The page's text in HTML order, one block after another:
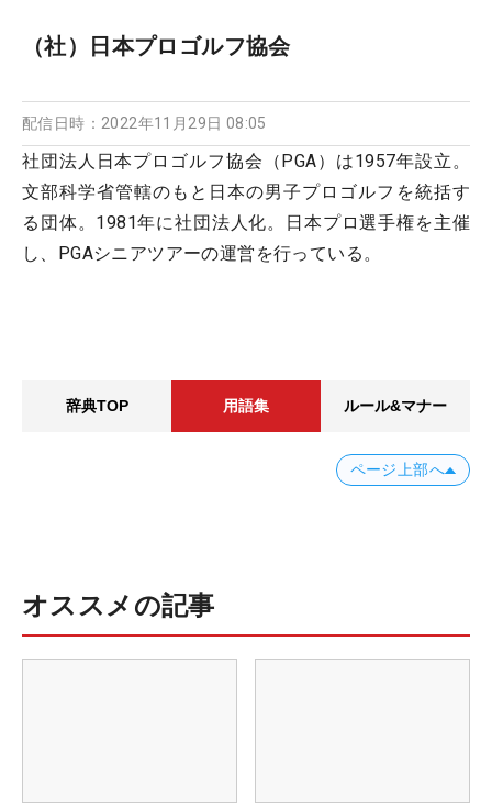
（社）日本プロゴルフ協会
配信日時： 2022年11月29日 08:05
社団法人日本プロゴルフ協会（PGA）は1957年設立。
文部科学省管轄のもと日本の男子プロゴルフを統括す
る団体。1981年に社団法人化。日本プロ選手権を主催
し、PGAシニアツアーの運営を行っている。
辞典TOP 用語集 ルール&マナー
ページ上部へ
オススメの記事